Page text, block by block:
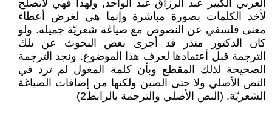
العربي الكبير عبد الرزاق عبد الواحد, ولهذا فهي لاتصلح
لأخذ الكلمات بصورة مباشرة وإنما هي لغرض أعطاء
معنى فلسفي عن النصوص مع صياغة شعريّة جميلة. ولو
كان الدكتور منذر قد أجرى بعض البحوث عن تلك
الترجمة قبل أعتمادها لعرف هذا الموضوع. ونجد الترجمة
الصحيحة لذلك المقطع وبأن كلمة المغول لم ترد في
النص الأصلي ولا حتى الصين ولكنها من إضافات الصياغة
الشعريّة. (النص الأصلي والترجمة بالرابط2)